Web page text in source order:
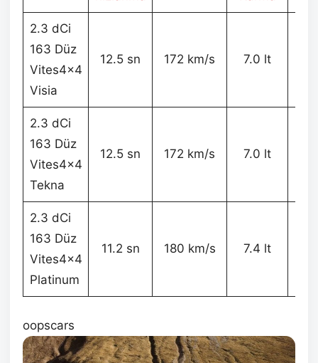
2.3 dCi
163 Düz
Vites4x4
Visia
12.5 sn 172 km/s 7.0 lt
2.3 dCi
163 Düz
Vites4x4
Tekna
12.5 sn 172 km/s 7.0 lt
2.3 dCi
163 Düz
Vites4x4
Platinum
11.2 sn 180 km/s 7.4 lt
oopscars